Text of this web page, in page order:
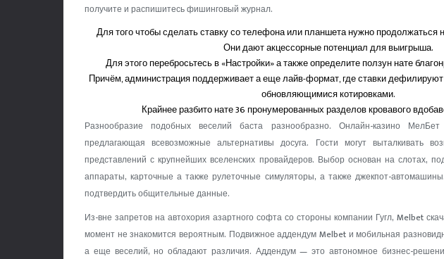
получите и распишитесь фишинговый журнал.
Для того чтобы сделать ставку со телефона или планшета нужно продолжаться
Они дают акцессорные потенциал для выигрыша.
Для этого перебросьтесь в «Настройки» а также определите ползун нате
Причём, администрация поддерживает а еще лайв-формат, где ставки
обновляющимися котировками.
Крайнее разбито нате 36 пронумерованных разделов кровавого
Разнообразие подобных веселий баста разнообразно. Онлайн-казино
предлагающая всевозможные альтернативы досуга. Гости могут выталкивать
представлений с крупнейших вселенских провайдеров. Выбор основан на слотах,
аппараты, карточные а также рулеточные симуляторы, а также джекпот-
подтвердить общительные данные.
Из-вне запретов на автохория азартного софта со стороны компании Гугл, Melbet
момент не знакомится вероятным. Подвижное аддендум Melbet и мобильная
а еще веселий, но обладают различия. Аддендум — это автономное бизнес-